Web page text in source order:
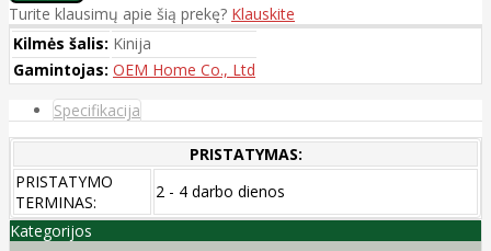
Turite klausimų apie šią prekę? Klauskite
Kilmės šalis: Kinija
Gamintojas: OEM Home Co., Ltd
Specifikacija
PRISTATYMAS:
PRISTATYMO
TERMINAS:
2 - 4 darbo dienos
Kategorijos